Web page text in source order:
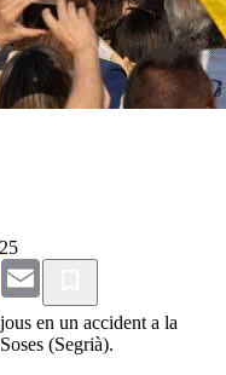
Facebook
Email
en un accident a la
(Segrià).